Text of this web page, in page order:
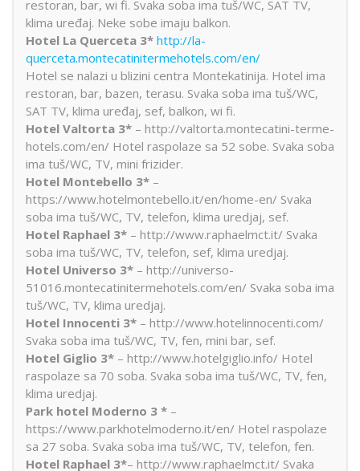
restoran, bar, wi fi. Svaka soba ima tuš/WC, SAT TV,
klima uređaj. Neke sobe imaju balkon.
Hotel La Querceta 3* http://la-
querceta.montecatinitermehotels.com/en/
Hotel se nalazi u blizini centra Montekatinija. Hotel ima
restoran, bar, bazen, terasu. Svaka soba ima tuš/WC,
SAT TV, klima uređaj, sef, balkon, wi fi.
Hotel Valtorta 3* – http://valtorta.montecatini-terme-
hotels.com/en/ Hotel raspolaze sa 52 sobe. Svaka soba
ima tuš/WC, TV, mini frizider.
Hotel Montebello 3* –
https://www.hotelmontebello.it/en/home-en/ Svaka
soba ima tuš/WC, TV, telefon, klima uredjaj, sef.
Hotel Raphael 3* – http://www.raphaelmct.it/ Svaka
soba ima tuš/WC, TV, telefon, sef, klima uredjaj.
Hotel Universo 3* – http://universo-
51016.montecatinitermehotels.com/en/ Svaka soba ima
tuš/WC, TV, klima uredjaj.
Hotel Innocenti 3* – http://www.hotelinnocenti.com/
Svaka soba ima tuš/WC, TV, fen, mini bar, sef.
Hotel Giglio 3* – http://www.hotelgiglio.info/ Hotel
raspolaze sa 70 soba. Svaka soba ima tuš/WC, TV, fen,
klima uredjaj.
Park hotel Moderno 3 * –
https://www.parkhotelmoderno.it/en/ Hotel raspolaze
sa 27 soba. Svaka soba ima tuš/WC, TV, telefon, fen.
Hotel Raphael 3*– http://www.raphaelmct.it/ Svaka